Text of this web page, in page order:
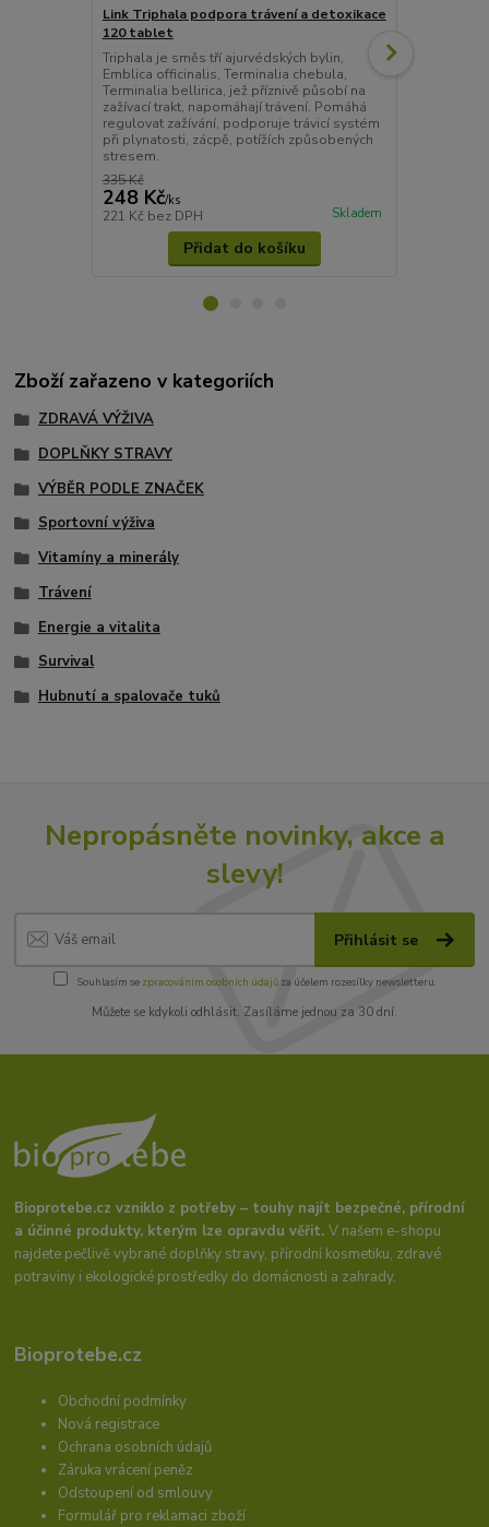
Link Triphala podpora trávení a detoxikace
120 tablet
Triphala je směs tří ajurvédských bylin,
Emblica officinalis, Terminalia chebula,
Terminalia bellirica, jež příznivě působí na
zažívací trakt, napomáhají trávení. Pomáhá
regulovat zažívání, podporuje trávicí systém
při plynatosti, zácpě, potížích způsobených
stresem.
335 Kč
248 Kč/ks
221 Kč bez DPH Skladem
Přidat do košíku
Zboží zařazeno v kategoriích
ZDRAVÁ VÝŽIVA
DOPLŇKY STRAVY
VÝBĚR PODLE ZNAČEK
Sportovní výživa
Vitamíny a minerály
Trávení
Energie a vitalita
Survival
Hubnutí a spalovače tuků
Nepropásněte novinky, akce a
slevy!
Přihlásit se
Souhlasím se zpracováním osobních údajůza účelem rozesílky newsletteru.
Můžete se kdykoli odhlásit. Zasíláme jednou za 30 dní.
Bioprotebe.cz vzniklo z potřeby – touhy najít bezpečné, přírodní
a účinné produkty, kterým lze opravdu věřit.V našem e-shopu
najdete pečlivě vybrané doplňky stravy, přírodní kosmetiku, zdravé
potraviny i ekologické prostředky do domácnosti a zahrady.
Bioprotebe.cz
Obchodní podmínky
Nová registrace
Ochrana osobních údajů
Záruka vrácení peněz
Odstoupení od smlouvy
Formulář pro reklamaci zboží